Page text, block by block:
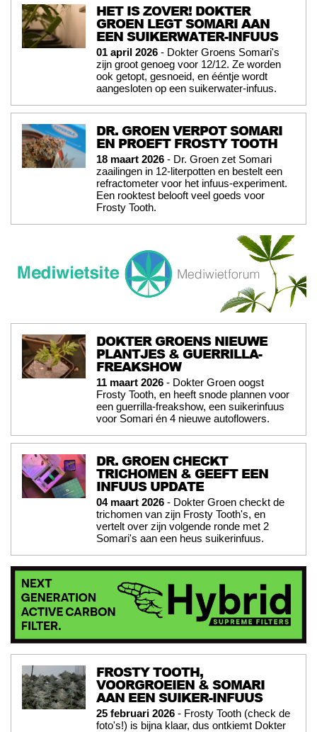
HET IS ZOVER! DOKTER
GROEN LEGT SOMARI AAN
EEN SUIKERWATER-INFUUS
01 april 2026 - Dokter Groens Somari's
zijn groot genoeg voor 12/12. Ze worden
ook getopt, gesnoeid, en ééntje wordt
aangesloten op een suikerwater-infuus.
DR. GROEN VERPOT SOMARI
EN PROEFT FROSTY TOOTH
18 maart 2026 - Dr. Groen zet Somari
zaailingen in 12-literpotten en bestelt een
refractometer voor het infuus-experiment.
Een rooktest belooft veel goeds voor
Frosty Tooth.
DOKTER GROENS NIEUWE
PLANTJES & GUERRILLA-
FREAKSHOW
11 maart 2026 - Dokter Groen oogst
Frosty Tooth, en heeft snode plannen voor
een guerrilla-freakshow, een suikerinfuus
voor Somari én 4 nieuwe autoflowers.
DR. GROEN CHECKT
TRICHOMEN & GEEFT EEN
INFUUS UPDATE
04 maart 2026 - Dokter Groen checkt de
trichomen van zijn Frosty Tooth's, en
vertelt over zijn volgende ronde met 2
Somari's aan een heus suikerinfuus.
FROSTY TOOTH,
VOORGROEIEN & SOMARI
AAN EEN SUIKER-INFUUS
25 februari 2026 - Frosty Tooth (check de
foto's!) is bijna klaar, dus ontkiemt Dokter